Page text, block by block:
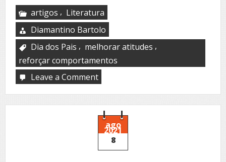
artigos , Literatura
Diamantino Bartolo
Dia dos Pais , melhorar atitudes ,
reforçar comportamentos
Leave a Commenton
Funções
benéficas
na
família
ago
2021
8